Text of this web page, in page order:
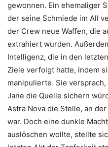
gewonnen. Ein ehemaliger
der seine Schmiede im All
der Crew neue Waffen, die
extrahiert wurden.
Intelligenz, die in den
Ziele verfolgt hatte, indem
manipulierte. Sie
Jane die Quelle sichern
Astra Nova die Stelle, an
war. Doch eine dunkle
auslöschen wollte, stellte